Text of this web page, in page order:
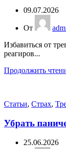
09.07.2026
От
Избавиться от
реагиров...
Продолжить
Статьи, Страх,
Убрать
25.06.2026